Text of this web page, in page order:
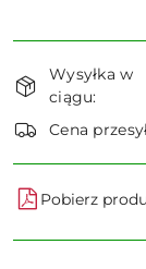
i
dostawa
Wysyłka w
ciągu:
Cena
Pobierz